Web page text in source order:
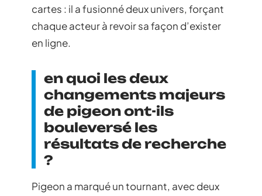
cartes : il a fusionné deux univers, forçant
chaque acteur à revoir sa façon d’exister
en ligne.
en quoi les deux
changements majeurs
de pigeon ont-ils
bouleversé les
résultats de recherche
?
Pigeon a marqué un tournant, avec deux